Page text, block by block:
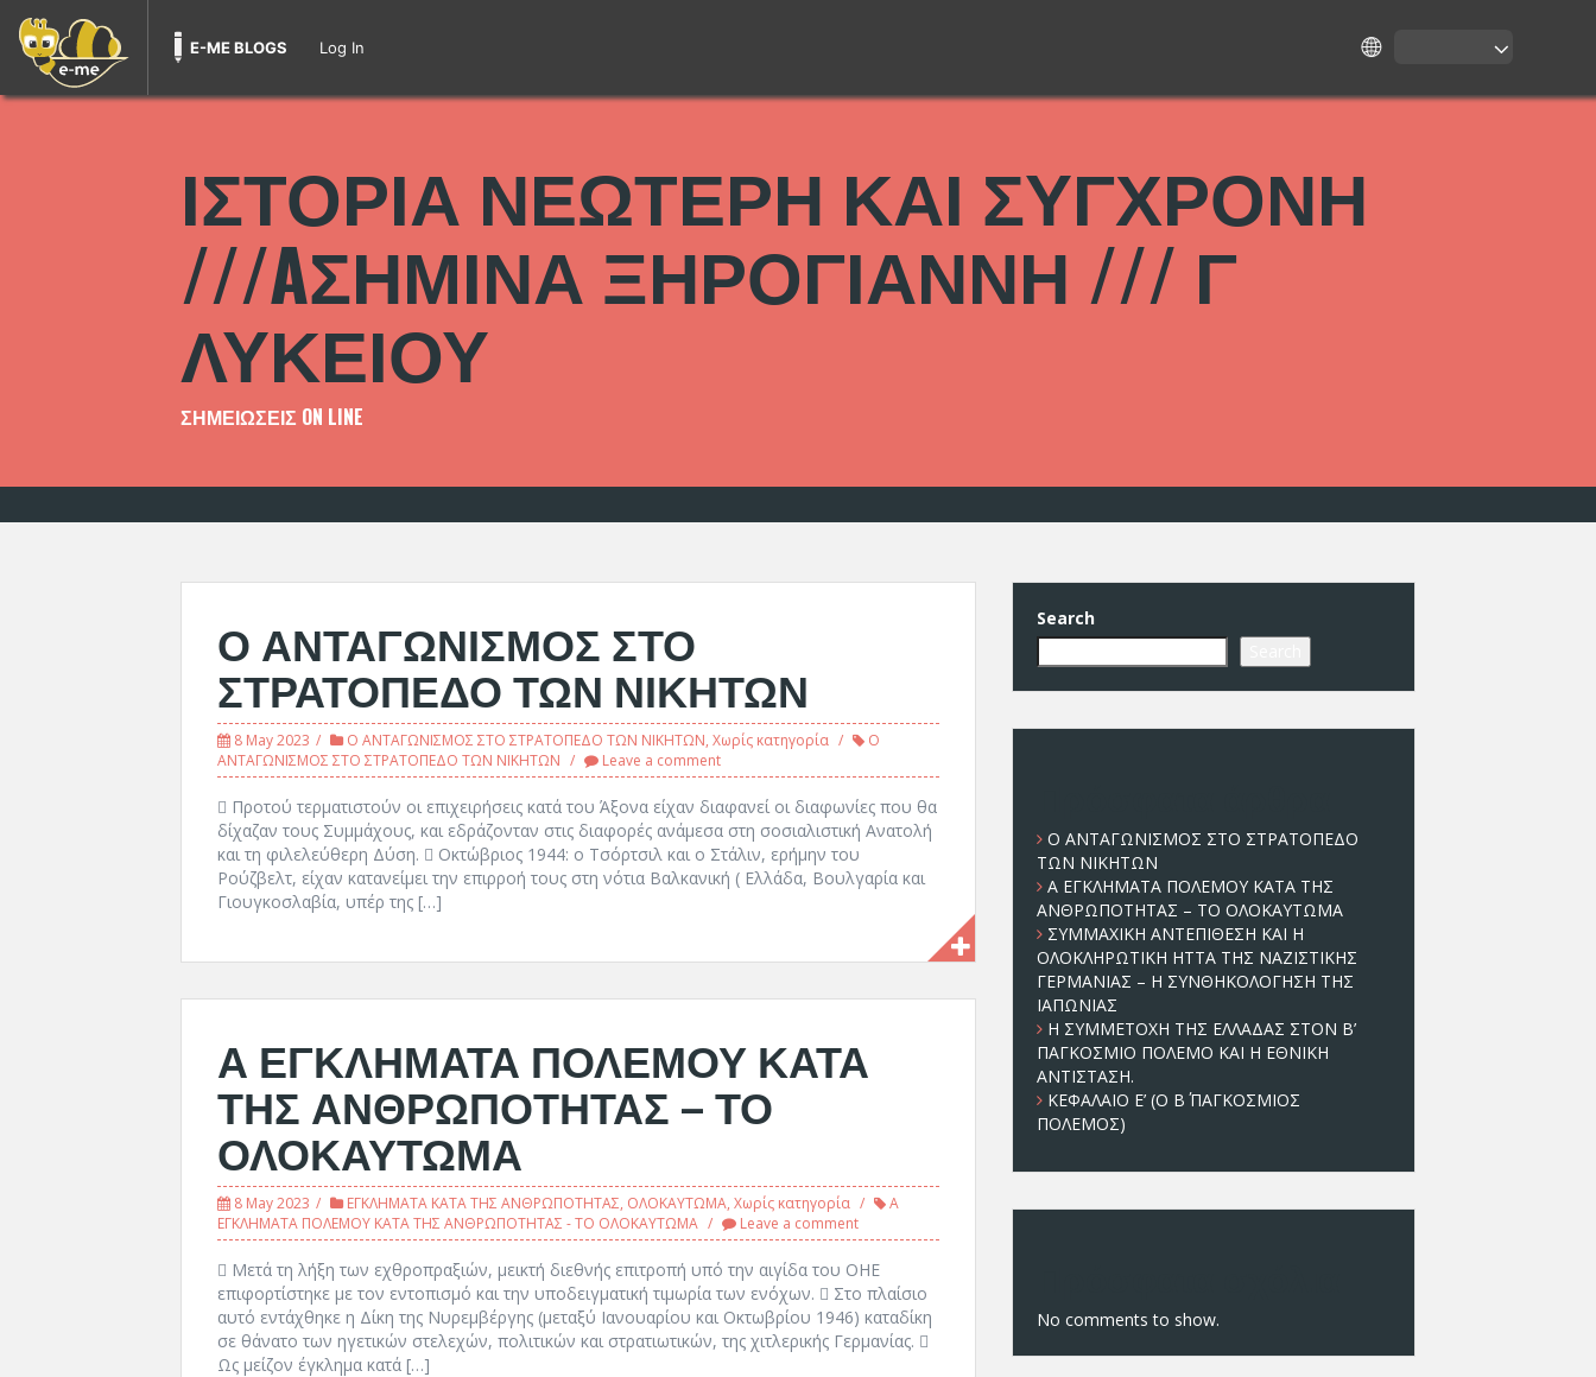
Skip
ΙΣΤΟΡΙΑ ΝΕΩΤΕΡΗ ΚΑΙ ΣΥΓΧΡΟΝΗ
///AΣΗΜΙΝΑ ΞΗΡΟΓΙΑΝΝΗ /// Γ
ΛΥΚΕΙΟΥ
ΣΗΜΕΙΩΣΕΙΣ ON LINE
Ο ΑΝΤΑΓΩΝΙΣΜΟΣ ΣΤΟ
ΣΤΡΑΤΟΠΕΔΟ ΤΩΝ ΝΙΚΗΤΩΝ
8 May 2023 Ο ΑΝΤΑΓΩΝΙΣΜΟΣ ΣΤΟ ΣΤΡΑΤΟΠΕΔΟ ΤΩΝ ΝΙΚΗΤΩΝ, Χωρίς κατηγορία
Ο
ΑΝΤΑΓΩΝΙΣΜΟΣ ΣΤΟ ΣΤΡΑΤΟΠΕΔΟ ΤΩΝ ΝΙΚΗΤΩΝ
Leave a comment
 Προτού τερματιστούν οι επιχειρήσεις κατά του Άξονα είχαν διαφανεί οι διαφωνίες που θα
δίχαζαν τους Συμμάχους, και εδράζονταν στις διαφορές ανάμεσα στη σοσιαλιστική Ανατολή
και τη φιλελεύθερη Δύση.  Οκτώβριος 1944: ο Τσόρτσιλ και ο Στάλιν, ερήμην του
Ρούζβελτ, είχαν κατανείμει την επιρροή τους στη νότια Βαλκανική ( Ελλάδα, Βουλγαρία και
Γιουγκοσλαβία, υπέρ της […]
Α ΕΓΚΛΗΜΑΤΑ ΠΟΛΕΜΟΥ ΚΑΤΑ
ΤΗΣ ΑΝΘΡΩΠΟΤΗΤΑΣ – ΤΟ
ΟΛΟΚΑΥΤΩΜΑ
8 May 2023 ΕΓΚΛΗΜΑΤΑ ΚΑΤΑ ΤΗΣ ΑΝΘΡΩΠΟΤΗΤΑΣ, ΟΛΟΚΑΥΤΩΜΑ, Χωρίς κατηγορία
Α
ΕΓΚΛΗΜΑΤΑ ΠΟΛΕΜΟΥ ΚΑΤΑ ΤΗΣ ΑΝΘΡΩΠΟΤΗΤΑΣ - ΤΟ ΟΛΟΚΑΥΤΩΜΑ
Leave a comment
 Μετά τη λήξη των εχθροπραξιών, μεικτή διεθνής επιτροπή υπό την αιγίδα του ΟΗΕ
επιφορτίστηκε με τον εντοπισμό και την υποδειγματική τιμωρία των ενόχων.  Στο πλαίσιο
αυτό εντάχθηκε η Δίκη της Νυρεμβέργης (μεταξύ Ιανουαρίου και Οκτωβρίου 1946) καταδίκη
σε θάνατο των ηγετικών στελεχών, πολιτικών και στρατιωτικών, της χιτλερικής Γερμανίας. 
Ως μείζον έγκλημα κατά […]
Search
Ο ΑΝΤΑΓΩΝΙΣΜΟΣ ΣΤΟ ΣΤΡΑΤΟΠΕΔΟ
ΤΩΝ ΝΙΚΗΤΩΝ
Α ΕΓΚΛΗΜΑΤΑ ΠΟΛΕΜΟΥ ΚΑΤΑ ΤΗΣ
ΑΝΘΡΩΠΟΤΗΤΑΣ – ΤΟ ΟΛΟΚΑΥΤΩΜΑ
ΣΥΜΜΑΧΙΚΗ ΑΝΤΕΠΙΘΕΣΗ ΚΑΙ Η
ΟΛΟΚΛΗΡΩΤΙΚΗ ΗΤΤΑ ΤΗΣ ΝΑΖΙΣΤΙΚΗΣ
ΓΕΡΜΑΝΙΑΣ – Η ΣΥΝΘΗΚΟΛΟΓΗΣΗ ΤΗΣ
ΙΑΠΩΝΙΑΣ
Η ΣΥΜΜΕΤΟΧΗ ΤΗΣ ΕΛΛΑΔΑΣ ΣΤΟΝ Β’
ΠΑΓΚΟΣΜΙΟ ΠΟΛΕΜΟ ΚΑΙ Η ΕΘΝΙΚΗ
ΑΝΤΙΣΤΑΣΗ.
ΚΕΦΑΛΑΙΟ Ε’ (Ο Β΄ ΠΑΓΚΟΣΜΙΟΣ
ΠΟΛΕΜΟΣ)
No comments to show.
E-ME BLOGS Log In